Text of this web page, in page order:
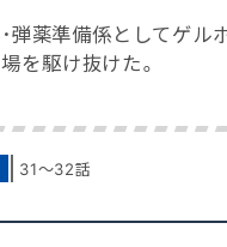
弾薬準備係としてゲル
を駆け抜けた。
31～32話